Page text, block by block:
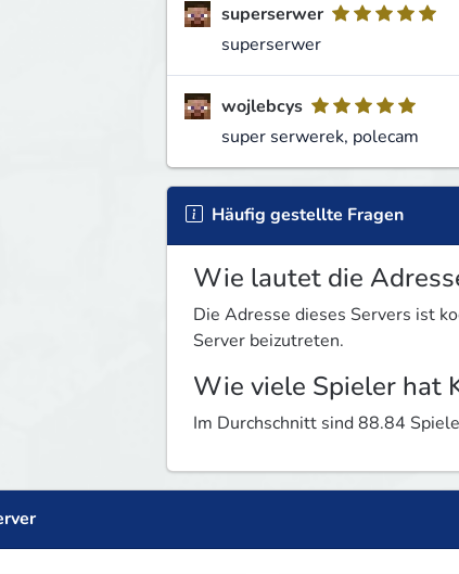
superserwer
superserwer
wojlebcys
super serwerek, polecam
Häufig gestellte Fragen
Wie lautet die
Die Adresse dieses Servers ist
Server beizutreten.
Wie viele Spieler hat
Im Durchschnitt sind 88.84